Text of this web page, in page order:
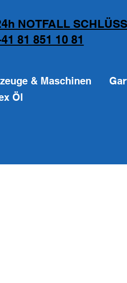
NOTFALL
81 851 10 81
& Maschinen
Öl